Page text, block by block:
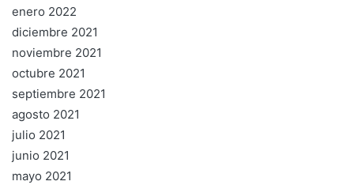
enero 2022
diciembre 2021
noviembre 2021
octubre 2021
septiembre 2021
agosto 2021
julio 2021
junio 2021
mayo 2021